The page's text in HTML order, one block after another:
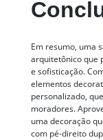
Em resumo, uma
arquitetônico que
e sofisticação.
elementos
personalizado,
moradores.
uma decoração
com pé-direito